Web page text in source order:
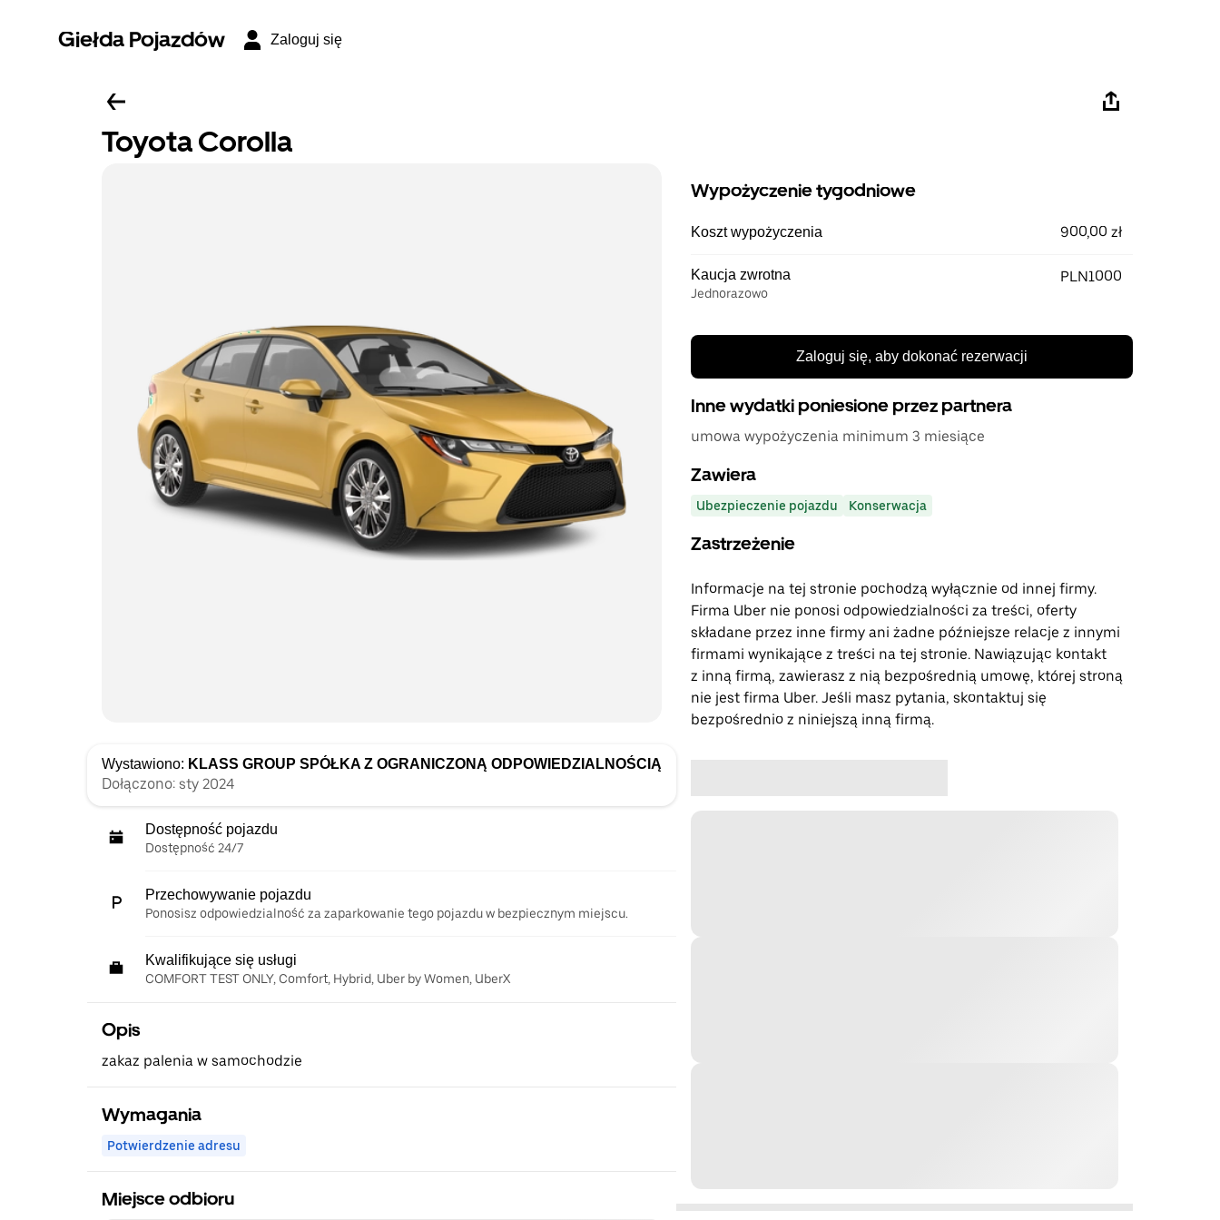
Giełda Pojazdów Zaloguj się
Toyota Corolla
Wystawiono: KLASS GROUP SPÓŁKA Z OGRANICZONĄ ODPOWIEDZIALNOŚCIĄ
Dołączono: sty 2024
Dostępność pojazdu
Dostępność 24/7
Przechowywanie pojazdu
Ponosisz odpowiedzialność za zaparkowanie tego pojazdu w bezpiecznym miejscu.
Kwalifikujące się usługi
COMFORT TEST ONLY, Comfort, Hybrid, Uber by Women, UberX
Opis
zakaz palenia w samochodzie
Wymagania
Potwierdzenie adresu
Miejsce odbioru
Wypożyczenie tygodniowe
Koszt wypożyczenia 900,00 zł
Kaucja zwrotna
Jednorazowo
PLN1000
Zaloguj się, aby dokonać rezerwacji
Inne wydatki poniesione przez partnera
umowa wypożyczenia minimum 3 miesiące
Zawiera
Ubezpieczenie pojazdu Konserwacja
Zastrzeżenie
Informacje na tej stronie pochodzą wyłącznie od innej firmy.
Firma Uber nie ponosi odpowiedzialności za treści, oferty
składane przez inne firmy ani żadne późniejsze relacje z innymi
firmami wynikające z treści na tej stronie. Nawiązując kontakt
z inną firmą, zawierasz z nią bezpośrednią umowę, której stroną
nie jest firma Uber. Jeśli masz pytania, skontaktuj się
bezpośrednio z niniejszą inną firmą.